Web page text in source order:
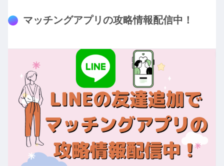
マッチングアプリの攻略情報配信中！